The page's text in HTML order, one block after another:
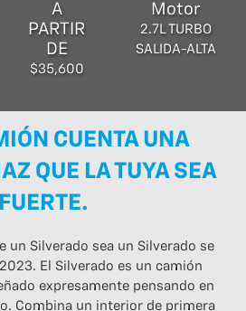
A
PARTIR
DE
$35,600
Motor
2.7L TURBO
SALIDA-ALTA
CUENTA UNA
QUE LA TUYA SEA
FUERTE.
un Silverado sea un Silverado se
El Silverado es un camión
expresamente pensando en
Combina un interior de primera